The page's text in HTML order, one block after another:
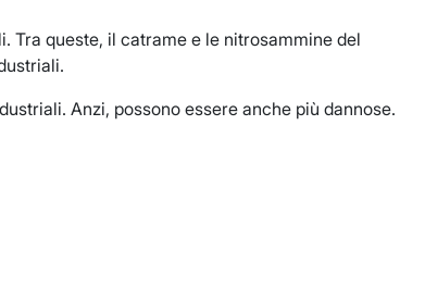
Tra queste, il catrame e le nitrosammine del
Anzi, possono essere anche più dannose.